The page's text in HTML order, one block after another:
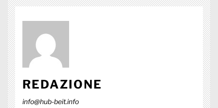
REDAZIONE
info@hub-beit.info